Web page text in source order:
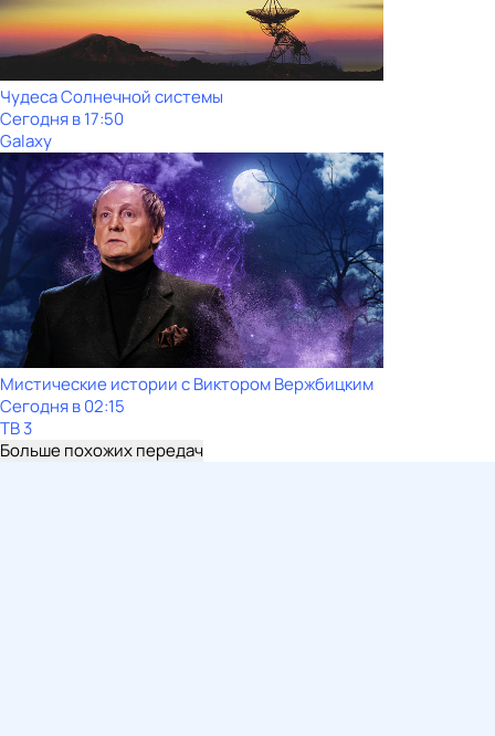
Чудеса Солнечной системы
Сегодня в 17:50
Galaxy
Мистические истории с Виктором Вержбицким
Сегодня в 02:15
ТВ 3
Больше похожих передач